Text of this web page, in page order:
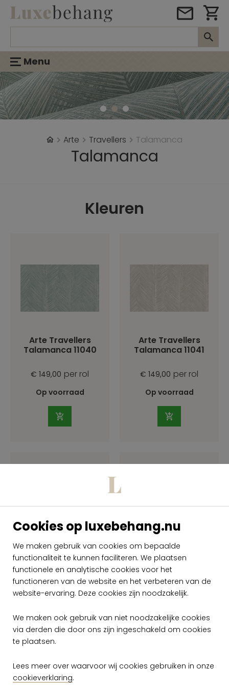
Cookies op luxebehang.nu
We maken gebruik van cookies om bepaalde
functionaliteit te kunnen faciliteren. We plaatsen
functionele en analytische cookies voor het
functioneren van de website en het verbeteren van de
website-ervaring. Deze cookies zijn noodzakelijk.
We maken ook gebruik van niet noodzakelijke cookies
via derden die door ons zijn ingeschakeld om cookies
te plaatsen.
Lees meer over waarvoor wij cookies gebruiken in onze
cookieverklaring.
Menu
Arte Travellers Talamanca
Talamanca
Kleuren
Arte Travellers
Talamanca 11040
€ 149,00 per rol
Op voorraad
Arte Travellers
Talamanca 11041
€ 149,00 per rol
Op voorraad
Arte Travellers
Talamanca 11042
€ 149,00 per rol
Arte Travellers
Talamanca 11043
€ 149,00 per rol